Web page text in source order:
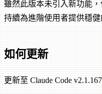
雖然此版本未引入新功能，
持續為進階使用者提供穩健
如何更新
更新至 Claude Code v2.1.167